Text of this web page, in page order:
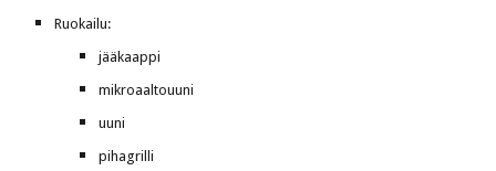
Ruokailu:
jääkaappi
mikroaaltouuni
uuni
pihagrilli